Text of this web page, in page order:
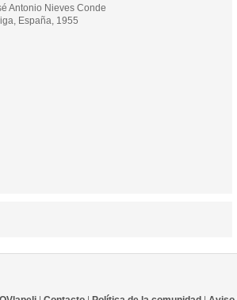
Antonio Nieves Conde
España, 1955